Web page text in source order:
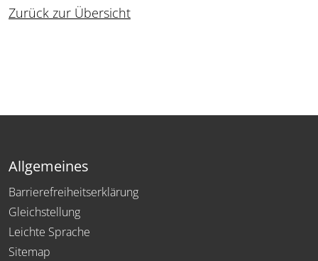
Zurück zur Übersicht
Allgemeines
Barrierefreiheitserklärung
Gleichstellung
Leichte Sprache
Sitemap